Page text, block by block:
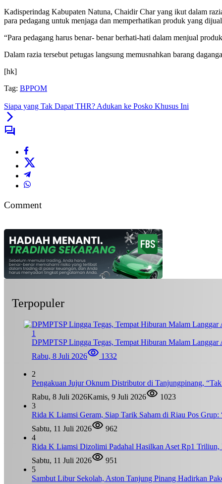
Kadisperindag Kabupaten Natuna, Chaidir Char yang ikut dalam
para pedagang untuk menjaga dan memperhatikan produk yang
“Para pedagang harus benar- benar berhati-hati dalam menjual
Dalam razia tersebut petugas langsung memusnahkan barang
[hk]
Tag: BPPOM
Siapa yang Tak Dapat THR? Adukan ke Posko Khusus Ini
Comment
Terpopuler
1
DPMPTSP Lingga Tegas, Tempat Hiburan Malam Langgar
Rabu, 8 Juli 2026
1332
2
Pengakuan Jujur Oknum Distributor di Tanjungpinang,
Rabu, 8 Juli 2026Kamis, 9 Juli 2026
1023
3
Rida K Liamsi Geram, Siap Tarik Saham di Riau Pos
Sabtu, 11 Juli 2026
962
4
Rida K Liamsi Dizolimi Padahal Hasilkan Aset Rp1 Triliun,
Sabtu, 11 Juli 2026
951
5
Sambut Libur Sekolah, Aston Tanjung Pinang Hadirkan